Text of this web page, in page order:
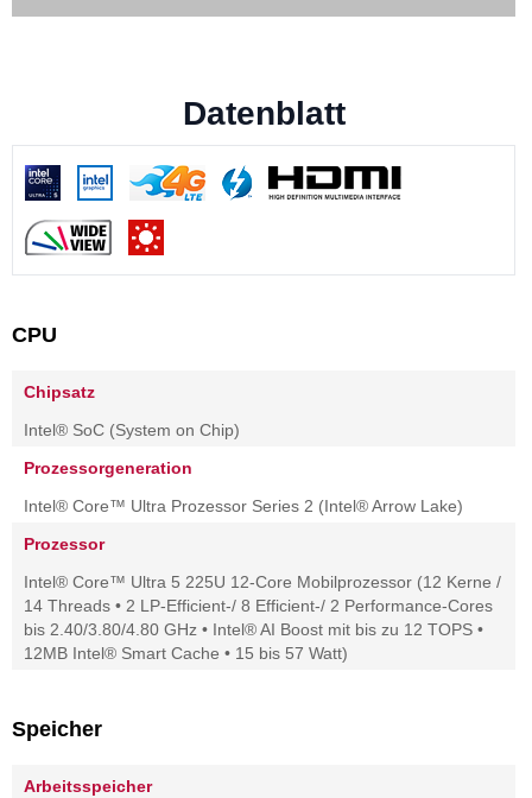
Datenblatt
CPU
Chipsatz
Intel® SoC (System on Chip)
Prozessorgeneration
Intel® Core™ Ultra Prozessor Series 2 (Intel® Arrow Lake)
Prozessor
Intel® Core™ Ultra 5 225U 12-Core Mobilprozessor (12 Kerne /
14 Threads • 2 LP-Efficient-/ 8 Efficient-/ 2 Performance-Cores
bis 2.40/3.80/4.80 GHz • Intel® AI Boost mit bis zu 12 TOPS •
12MB Intel® Smart Cache • 15 bis 57 Watt)
Speicher
Arbeitsspeicher